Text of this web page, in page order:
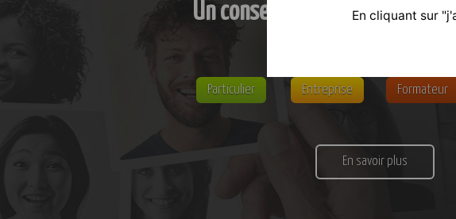
Un conseil personnaliséselon
Particulier Entreprise Formateur
En savoir plus
En cliquant sur